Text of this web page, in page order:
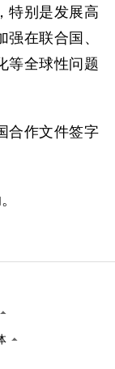
特别是发展高
在联合国、
等全球性问题
作文件签字